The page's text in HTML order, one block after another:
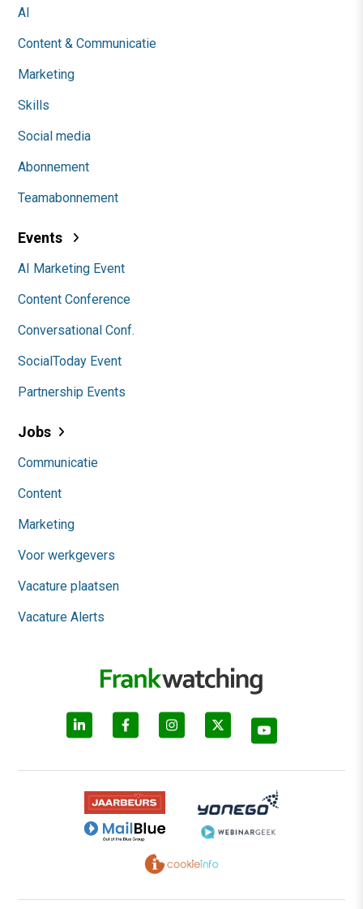
AI
Content & Communicatie
Marketing
Skills
Social media
Abonnement
Teamabonnement
Events
AI Marketing Event
Content Conference
Conversational Conf.
SocialToday Event
Partnership Events
Jobs
Communicatie
Content
Marketing
Voor werkgevers
Vacature plaatsen
Vacature Alerts